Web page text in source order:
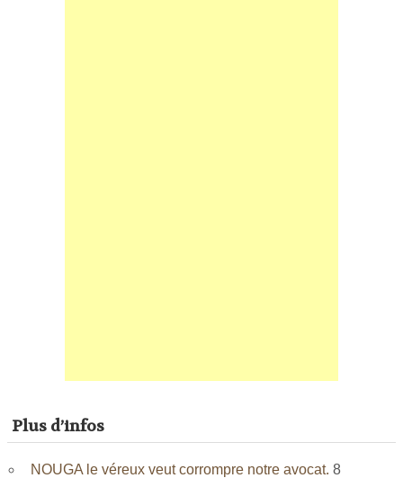
Plus d’infos
NOUGA le véreux veut corrompre notre avocat. 8